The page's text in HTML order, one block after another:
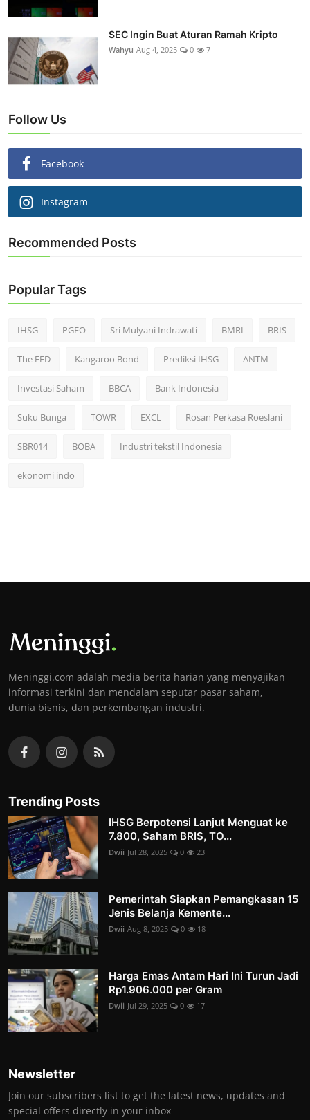
SEC Ingin Buat Aturan Ramah Kripto
Wahyu Aug 4, 2025 0 7
Follow Us
Facebook
Instagram
Recommended Posts
Popular Tags
IHSG PGEO Sri Mulyani Indrawati BMRI BRIS
The FED Kangaroo Bond Prediksi IHSG ANTM
Investasi Saham BBCA Bank Indonesia
Suku Bunga TOWR EXCL Rosan Perkasa Roeslani
SBR014 BOBA Industri tekstil Indonesia
ekonomi indo
Meninggi.com adalah media berita harian yang menyajikan
informasi terkini dan mendalam seputar pasar saham,
dunia bisnis, dan perkembangan industri.
Trending Posts
IHSG Berpotensi Lanjut Menguat ke
7.800, Saham BRIS, TO...
Dwii Jul 28, 2025 0 23
Pemerintah Siapkan Pemangkasan 15
Jenis Belanja Kemente...
Dwii Aug 8, 2025 0 18
Harga Emas Antam Hari Ini Turun Jadi
Rp1.906.000 per Gram
Dwii Jul 29, 2025 0 17
Newsletter
Join our subscribers list to get the latest news, updates and
special offers directly in your inbox